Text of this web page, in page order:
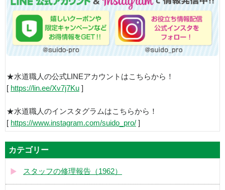
★水道職人の公式LINEアカウントはこちらから！
[ https://lin.ee/Xv7j7Ku ]
★水道職人のインスタグラムはこちらから！
[ https://www.instagram.com/suido_pro/ ]
カテゴリー
スタッフの修理報告（1962）